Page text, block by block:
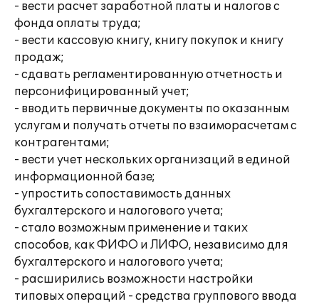
- вести расчет заработной платы и налогов с
фонда оплаты труда;
- вести кассовую книгу, книгу покупок и книгу
продаж;
- сдавать регламентированную отчетность и
персонифицированный учет;
- вводить первичные документы по оказанным
услугам и получать отчеты по взаиморасчетам с
контрагентами;
- вести учет нескольких организаций в единой
информационной базе;
- упростить сопоставимость данных
бухгалтерского и налогового учета;
- стало возможным применение и таких
способов, как ФИФО и ЛИФО, независимо для
бухгалтерского и налогового учета;
- расширились возможности настройки
типовых операций - средства группового ввода